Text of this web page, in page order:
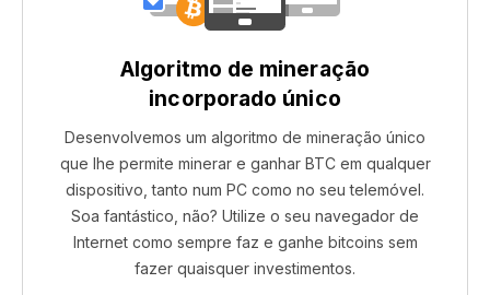
Algoritmo de mineração
incorporado único
Desenvolvemos um algoritmo de mineração único
que lhe permite minerar e ganhar BTC em qualquer
dispositivo, tanto num PC como no seu telemóvel.
Soa fantástico, não? Utilize o seu navegador de
Internet como sempre faz e ganhe bitcoins sem
fazer quaisquer investimentos.